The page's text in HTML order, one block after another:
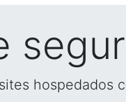
hospedados